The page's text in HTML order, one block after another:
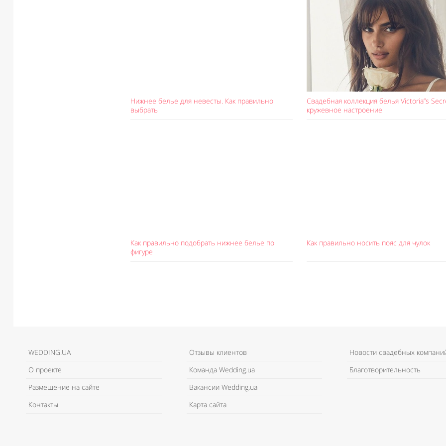
Нижнее белье для невесты. Как правильно
выбрать
Свадебная коллекция белья Victoria”s
кружевное настроение
Как правильно подобрать нижнее белье по
фигуре
Как правильно носить пояс для чулок
WEDDING.UA
О проекте
Размещение на сайте
Контакты
Отзывы клиентов
Команда Wedding.ua
Вакансии Wedding.ua
Карта сайта
Новости свадебных
Благотворительность